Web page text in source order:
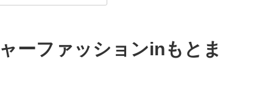
ーファッションinもとま